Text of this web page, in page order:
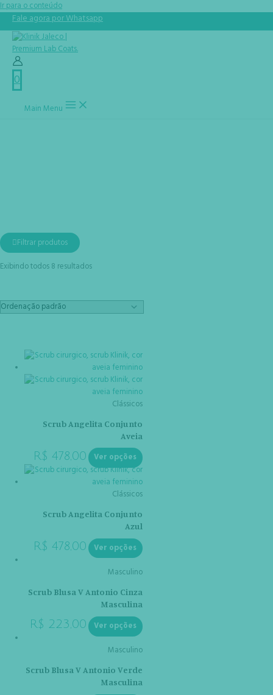
Ir para o conteúdo
Fale agora por Whatsapp
0
Main Menu
Filtrar produtos
Exibindo todos 8 resultados
Clássicos
Scrub Angelita Conjunto
Aveia
R$ 478,00 Ver opções
Clássicos
Scrub Angelita Conjunto
Azul
R$ 478,00
Ver opções
Masculino
Scrub Blusa V Antonio Cinza
Masculina
R$ 223,00
Ver opções
Masculino
Scrub Blusa V Antonio Verde
Masculina